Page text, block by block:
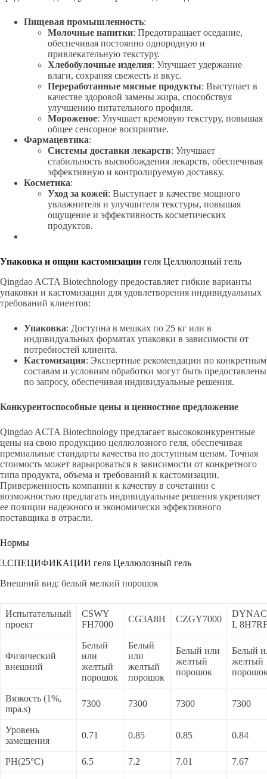
Пищевая промышленность:
Молочные напитки: Предотвращает оседание,
обеспечивая постоянно однородную и
привлекательную текстуру.
Хлебобулочные изделия: Улучшает удержание
влаги, сохраняя свежесть и вкус.
Переработанные мясные продукты: Выступает в
качестве здоровой замены жира, способствуя
улучшению питательного профиля.
Мороженое: Улучшает кремовую текстуру, повышая
общее сенсорное восприятие.
Фармацевтика:
Системы доставки лекарств: Улучшает
стабильность высвобождения лекарств, обеспечивая
эффективную и контролируемую доставку.
Косметика:
Уход за кожей: Выступает в качестве мощного
увлажнителя и улучшителя текстуры, повышая
ощущение и эффективность косметических
продуктов.
Упаковка и опции кастомизации геля Целлюлозный гель
Qingdao ACTA Biotechnology предоставляет гибкие варианты
упаковки и кастомизации для удовлетворения индивидуальных
требований клиентов:
Упаковка: Доступна в мешках по 25 кг или в
индивидуальных форматах упаковки в зависимости от
потребностей клиента.
Кастомизация: Экспертные рекомендации по конкретным
составам и условиям обработки могут быть предоставлены
по запросу, обеспечивая индивидуальные решения.
Конкурентоспособные цены и ценностное предложение
Qingdao ACTA Biotechnology предлагает высококонкурентные
цены на свою продукцию целлюлозного геля, обеспечивая
премиальные стандарты качества по доступным ценам. Точная
стоимость может варьироваться в зависимости от конкретного
типа продукта, объема и требований к кастомизации.
Приверженность компании к качеству в сочетании с
возможностью предлагать индивидуальные решения укрепляет
ее позиции надежного и экономически эффективного
поставщика в отрасли.
Нормы
3.СПЕЦИФИКАЦИИ геля Целлюлозный гель
Внешний вид: белый мелкий порошок
Испытательный
проект
CSWY
FH7000
CG3A8H CZGY7000
L
Физический
внешний
Белый
или
желтый
порошок
Белый
или
желтый
порошок
Белый или
желтый
порошок
Белый
желтый
Вязкость (1%,
mpa.s)
7300 7300 7300 7300
Уровень
замещения
0.71 0.85 0.85 0.84
PH(25°C) 6.5 7.2 7.01 7.67